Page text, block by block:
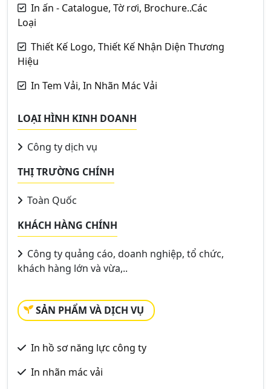
In ấn - Catalogue, Tờ rơi, Brochure..Các
Loại
Thiết Kế Logo, Thiết Kế Nhận Diện Thương
Hiệu
In Tem Vải, In Nhãn Mác Vải
LOẠI HÌNH KINH DOANH
Công ty dịch vụ
THỊ TRƯỜNG CHÍNH
Toàn Quốc
KHÁCH HÀNG CHÍNH
Công ty quảng cáo, doanh nghiệp, tổ chức,
khách hàng lớn và vừa,..
SẢN PHẨM VÀ DỊCH VỤ
In hồ sơ năng lực công ty
In nhãn mác vải